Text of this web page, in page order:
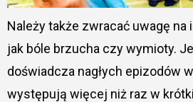
Należy także zwracać uwagę na
jak bóle brzucha czy wymioty.
doświadcza nagłych epizodów
występują więcej niż raz w